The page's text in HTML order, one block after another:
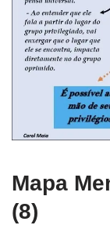
Mapa
(8)